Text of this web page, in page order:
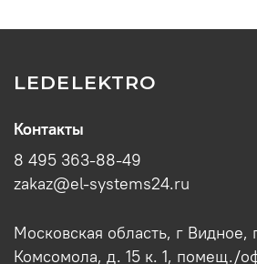
LEDELEKTRO
Контакты
8 495 363-88-49
zakaz@el-systems24.ru
Московская область, г Видное,
Комсомола, д. 15 к. 1, помещ./